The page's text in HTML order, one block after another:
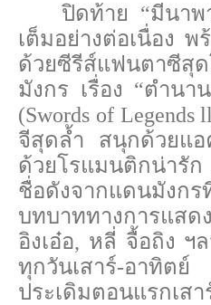
ปิดท้าย “มีนาพ
เต็มอย่างต่อเนื่อง พ
ด้วยซีรีส์แฟนตาซีสุ
มังกร เรื่อง “ตำนา
(Swords of Legends
จีสุดล้ำ สนุกด้วยแ
ด้วยโรแมนติกน่ารั
ชื่อดังจากแดนมังก
บทบาททางการแสด
อิงเอ๋อ, หลี่ จื้อถิง ฯ
ทุกวันเสาร์-อาทิ
ประเดิมตอนแรกเส